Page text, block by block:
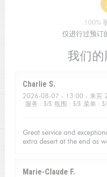
我们
Charlie S
2026-08-07 - 13:00 - 来宾
服务 : 5/5 氛围 : 5/5 菜单 : 5
Great service and
extra desert at the end as
Marie-Claude F
100%
仅进行过预订